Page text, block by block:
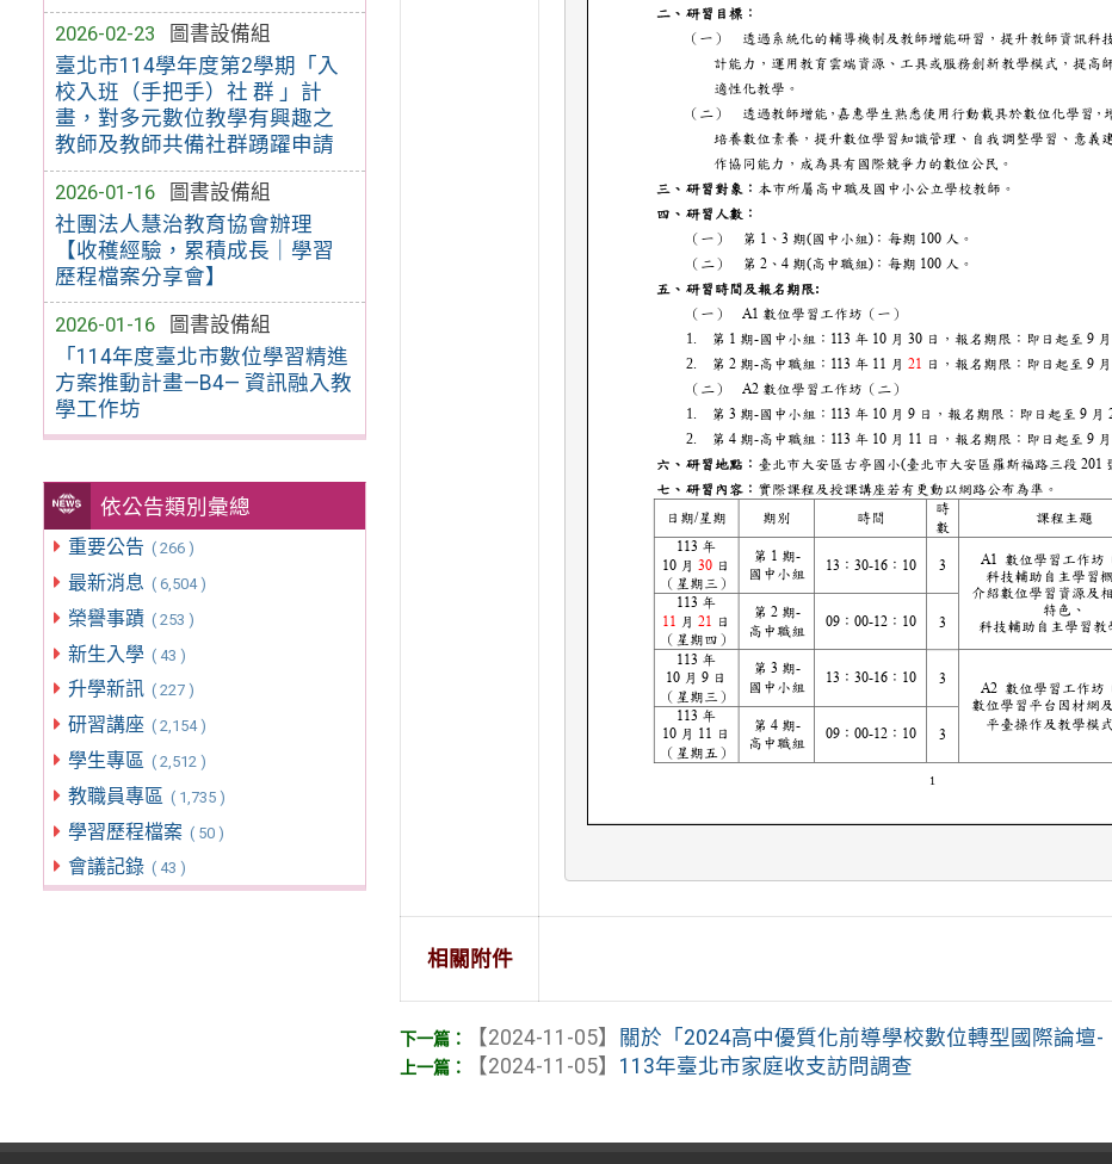
2026-02-23
圖書設備組
臺北市114學年度第2學期「入
校入班（手把手）社 群 」計
畫，對多元數位教學有興趣之
教師及教師共備社群踴躍申請
2026-01-16
圖書設備組
社團法人慧治教育協會辦理
【收穫經驗，累積成長｜學習
歷程檔案分享會】
2026-01-16
圖書設備組
「114年度臺北市數位學習精進
方案推動計畫—B4— 資訊融入教
學工作坊
依公告類別彙總
重要公告 ( 266 )
最新消息 ( 6,504 )
榮譽事蹟 ( 253 )
新生入學 ( 43 )
升學新訊 ( 227 )
研習講座 ( 2,154 )
學生專區 ( 2,512 )
教職員專區 ( 1,735 )
學習歷程檔案 ( 50 )
會議記錄 ( 43 )
相關附件
【2024-11-05】 關於「2024高中優質化前導學校數位轉型國際論壇-
【2024-11-05】 113年臺北市家庭收支訪問調查